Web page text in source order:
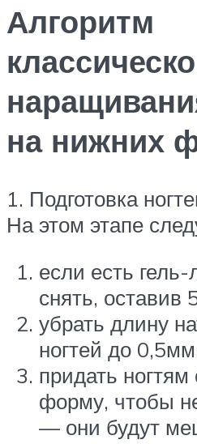
Алгоритм
на нижних
1. Подготовка
На этом этапе
если есть гель-
снять, оставив
убрать длину
ногтей до
придать
форму, чтобы
— они будут